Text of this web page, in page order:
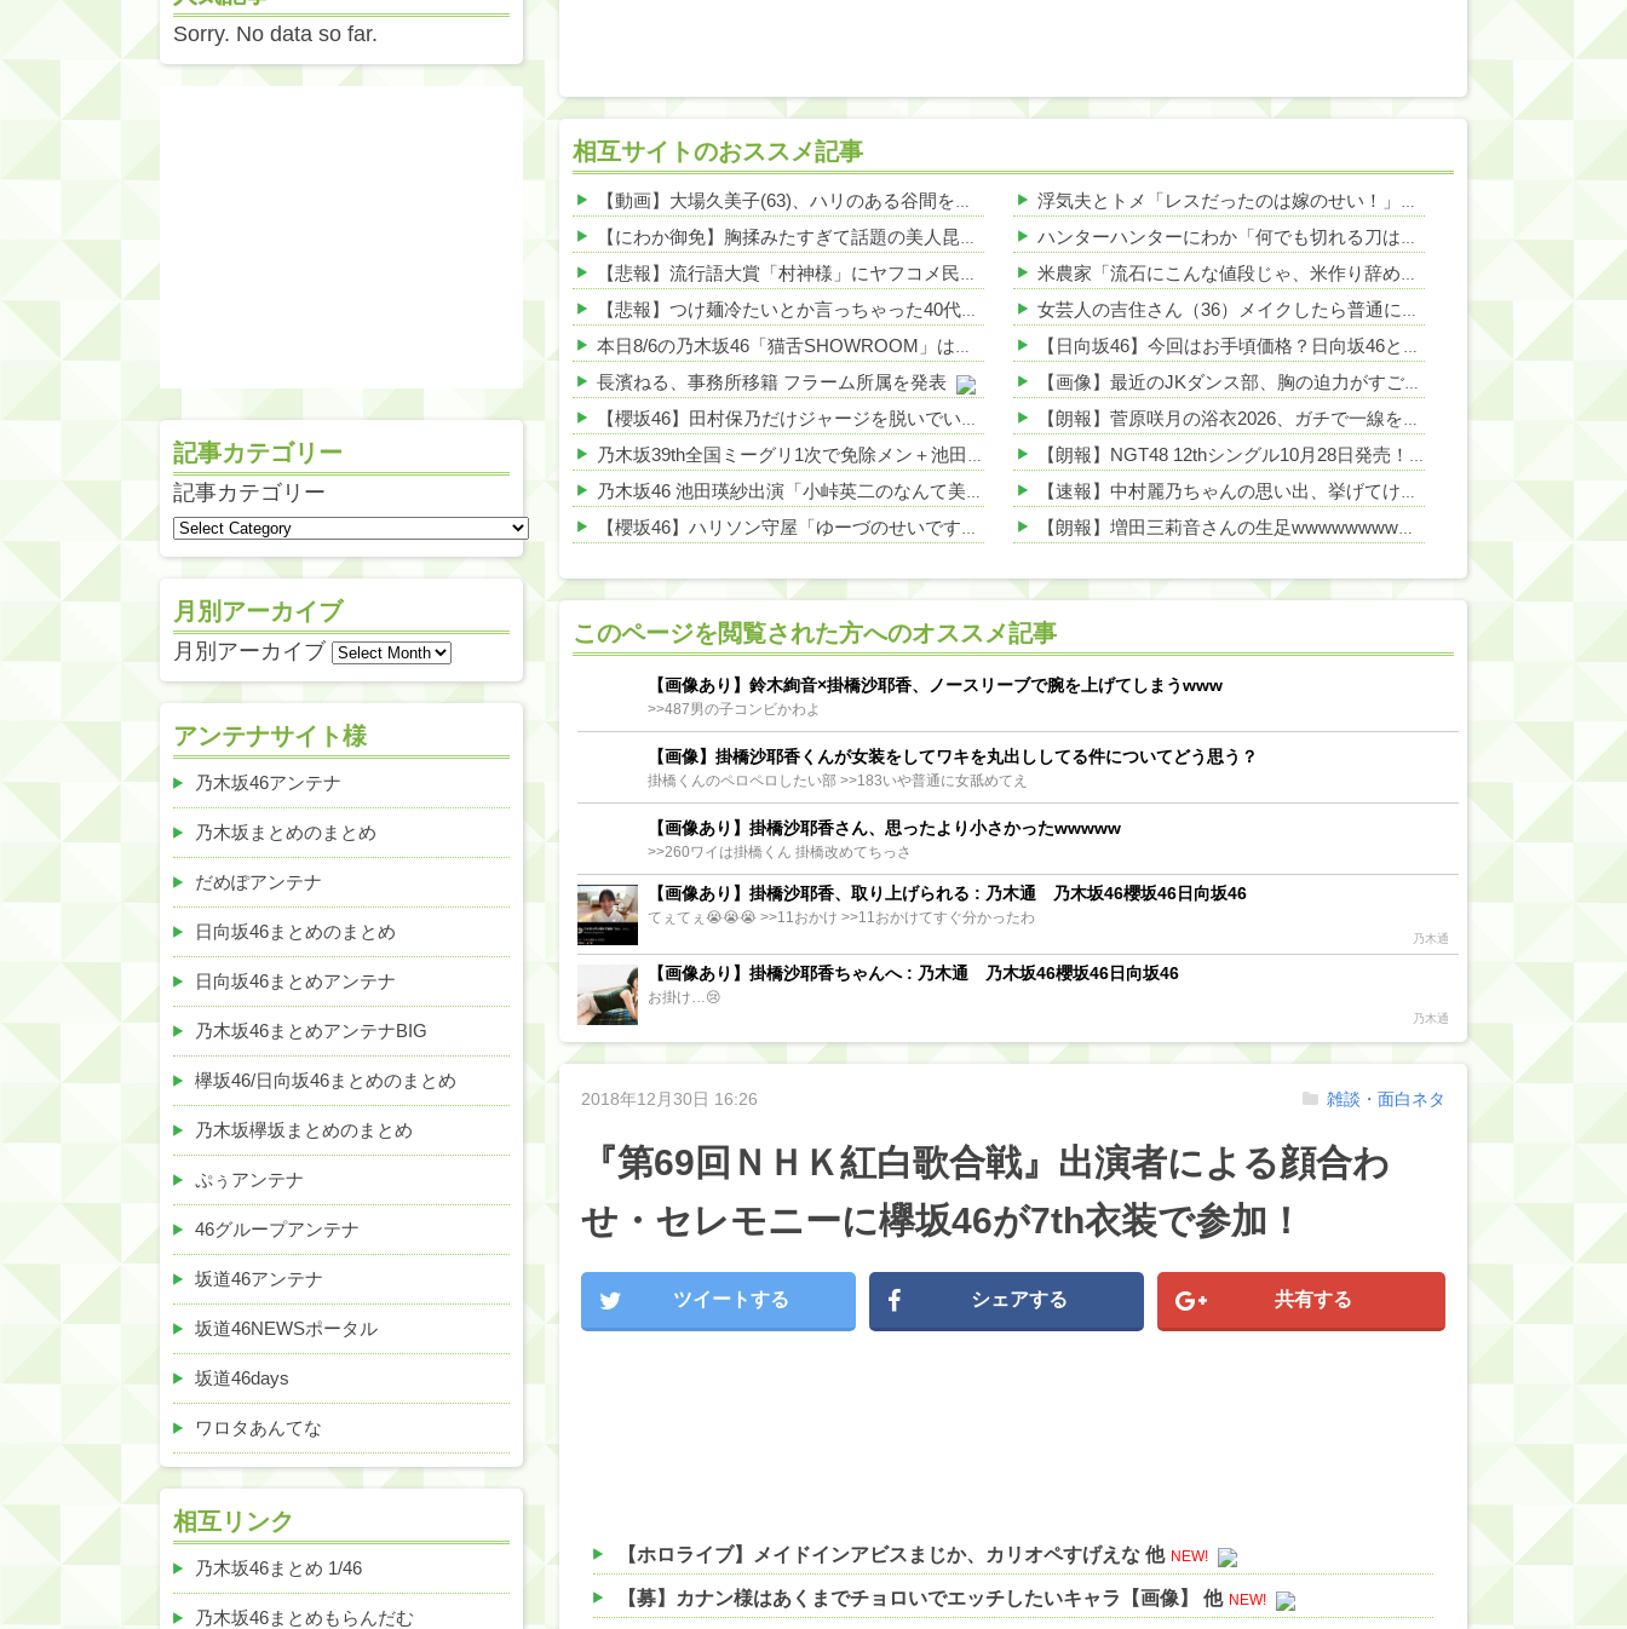
相互サイトのおススメ記事
【動画】大場久美子(63)、ハリのある谷間を公開してしまうｗｗｗ 他 NEW!
【にわか御免】胸揉みたすぎて話題の美人昆虫食アイドル、正体がこちらwwwwww 他 NEW!
【悲報】流行語大賞「村神様」にヤフコメ民ブチ切れｗｗｗｗ 他 NEW!
【悲報】つけ麺冷たいとか言っちゃった40代おっさん、暴行で私人逮捕されるｗｗｗｗ 他 NEW!
本日8/6の乃木坂46「猫舌SHOWROOM」は筒井あやめ＆鈴木佑捺
長濱ねる、事務所移籍 フラーム所属を発表
【櫻坂46】田村保乃だけジャージを脱いでいた理由
乃木坂39th全国ミーグリ1次で免除メン＋池田・一ノ瀬・井上・川﨑・菅原・中西が全完売
乃木坂46 池田瑛紗出演「小峠英二のなんて美だ！」テーマ：徳川家康【2025.8.5 24:00〜 TOKYO MX】
【櫻坂46】ハリソン守屋「ゆーづのせいです」【ラヴィット!】
【日向坂46】この月、何かあるのか！？『お願いバッハ！』ミーグリ日程がこちら
Powered by livedoor 相互RSS
浮気夫とトメ「レスだったのは嫁のせい！」虚偽の噂を流され離婚を突きつけられた。法学部の後輩弁護士20人が集結してトメ＆夫＆プリを完全撃破←後輩たちを可愛がっていた恩が最高形で返ってきた
ハンターハンターにわか「何でも切れる刀は具現化できない(ﾆﾁｯ」←これ
米農家「流石にこんな値段じゃ、米作り辞める人、出るんじゃないかなあ？？」
女芸人の吉住さん（36）メイクしたら普通に美人の部類だったと判明ｗｗｗｗｗｗｗｗｗ
【日向坂46】今回はお手頃価格？日向坂46とBEAMSのコラボが決定！！
【画像】最近のJKダンス部、胸の迫力がすごい💃
【朗報】菅原咲月の浴衣2026、ガチで一線を越えるwwwwwww
【朗報】NGT48 12thシングル10月28日発売！2025年6月の「希望列車」以来1年4カ月ぶりの発売！！
【速報】中村麗乃ちゃんの思い出、挙げてけwwwwwwwwwww
【朗報】増田三莉音さんの生足wwwwwwwwwwww
乃木坂46『オリコン上半期SG1位獲得!!』←もうこれ今が全盛期だろwwwwww
Powered by livedoor 相互RSS
このページを閲覧された方へのオススメ記事
【画像あり】鈴木絢音×掛橋沙耶香、ノースリーブで腕を上げてしまうwww
>>487男の子コンビかわよ
【画像】掛橋沙耶香くんが女装をしてワキを丸出ししてる件についてどう思う？
掛橋くんのペロペロしたい部 >>183いや普通に女舐めてえ
【画像あり】掛橋沙耶香さん、思ったより小さかったwwwww
>>260ワイは掛橋くん 掛橋改めてちっさ
【画像あり】掛橋沙耶香、取り上げられる : 乃木通 乃木坂46櫻坂46日向坂46
てぇてぇ😭😭😭 >>11おかけ >>11おかけてすぐ分かったわ
乃木通
【画像あり】掛橋沙耶香ちゃんへ : 乃木通 乃木坂46櫻坂46日向坂46
お掛け…😢
乃木通
2018年12月30日 16:26
『第69回ＮＨＫ紅白歌合戦』出演者による顔合わ
せ・セレモニーに欅坂46が7th衣装で参加！
雑談・面白ネタ
ツイートする シェアする 共有する
【ホロライブ】メイドインアビスまじか、カリオペすげえな 他 NEW!
【募】カナン様はあくまでチョロいでエッチしたいキャラ【画像】 他 NEW!
Sorry. No data so far.
記事カテゴリー
記事カテゴリー
月別アーカイブ
月別アーカイブ
アンテナサイト様
乃木坂46アンテナ
乃木坂まとめのまとめ
だめぽアンテナ
日向坂46まとめのまとめ
日向坂46まとめアンテナ
乃木坂46まとめアンテナBIG
欅坂46/日向坂46まとめのまとめ
乃木坂欅坂まとめのまとめ
ぷぅアンテナ
46グループアンテナ
坂道46アンテナ
坂道46NEWSポータル
坂道46days
ワロタあんてな
相互リンク
乃木坂46まとめ 1/46
乃木坂46まとめもらんだむ